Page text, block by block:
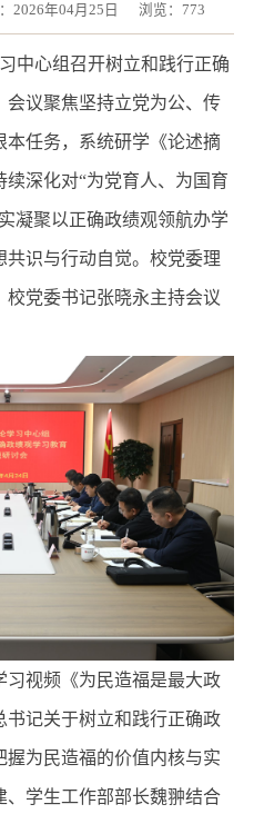
2026年04月25日 浏览： 773
中心组召开树立和践行正确
议聚焦坚持立党为公、传
本任务，系统研学《论述摘
深化对“为党育人、为国育
凝聚以正确政绩观领航办学
识与行动自觉。校党委理
党委书记张晓永主持会议
习视频《为民造福是最大政
记关于树立和践行正确政
为民造福的价值内核与实
、学生工作部部长魏翀结合